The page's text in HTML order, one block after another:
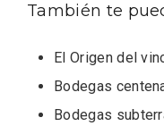
También te
El Origen del
Bodegas
Bodegas